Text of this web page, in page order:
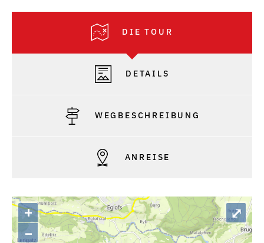
DIE TOUR
DETAILS
WEGBESCHREIBUNG
ANREISE
+
–
⤢